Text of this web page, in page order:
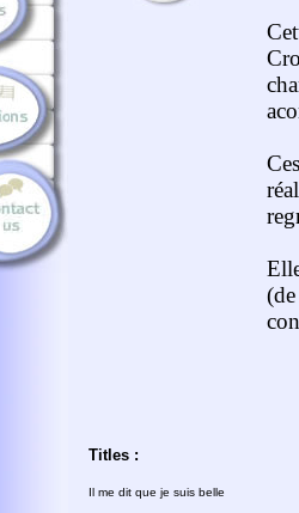
Titles :
Il me dit que je suis belle